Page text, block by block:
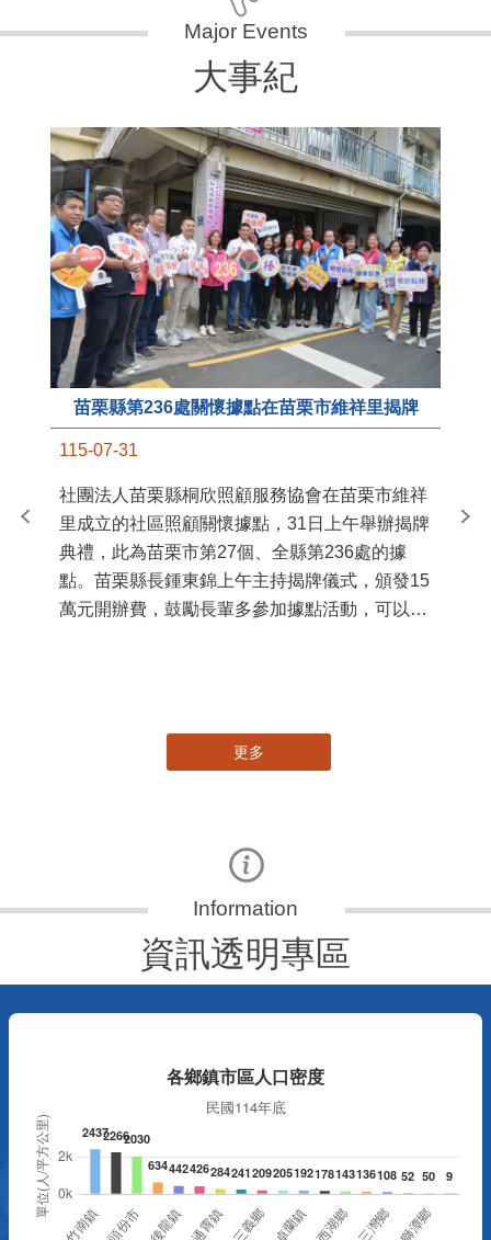
大事紀
苗栗縣第236處關懷據點在苗栗市維祥里揭牌
115-07-31
社團法人苗栗縣桐欣照顧服務協會在苗栗市維祥
里成立的社區照顧關懷據點，31日上午舉辦揭牌
典禮，此為苗栗市第27個、全縣第236處的據
點。苗栗縣長鍾東錦上午主持揭牌儀式，頒發15
萬元開辦費，鼓勵長輩多參加據點活動，可以更
苗
更多
資訊透明專區